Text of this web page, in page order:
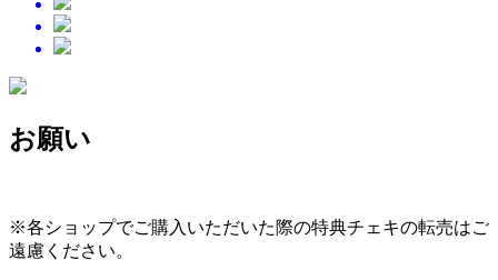
お願い
※各ショップでご購入いただいた際の特典チェキの転売はご
遠慮ください。